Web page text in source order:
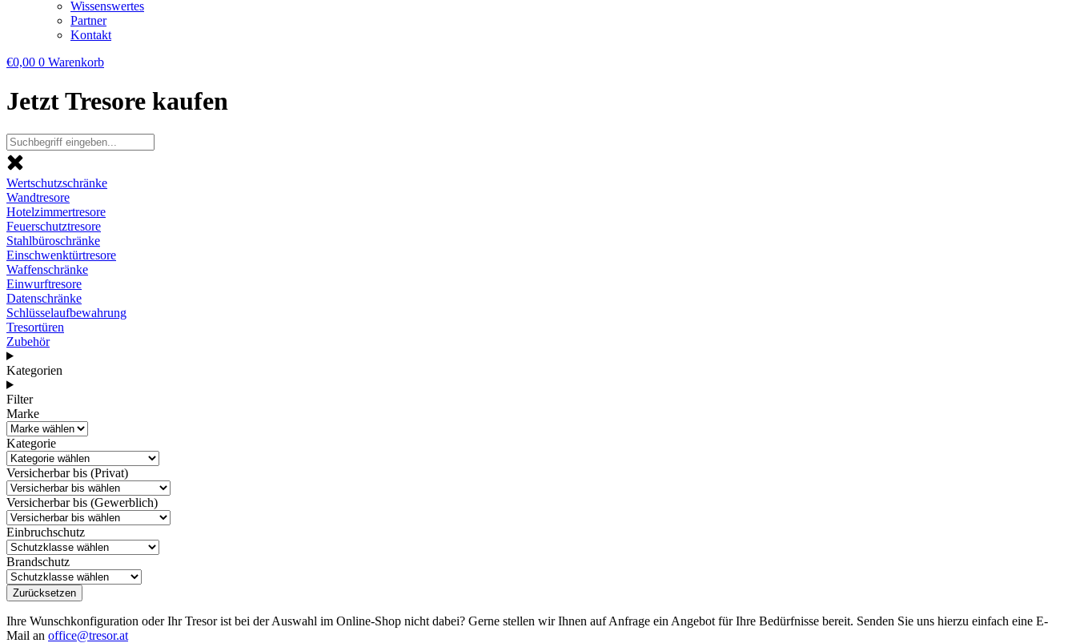
Wissenswertes
Partner
Kontakt
€0,00 0 Warenkorb
Jetzt Tresore kaufen
Wertschutzschränke
Wandtresore
Hotelzimmertresore
Feuerschutztresore
Stahlbüroschränke
Einschwenktürtresore
Waffenschränke
Einwurftresore
Datenschränke
Schlüsselaufbewahrung
Tresortüren
Zubehör
Kategorien
Filter
Marke
Kategorie
Versicherbar bis (Privat)
Versicherbar bis (Gewerblich)
Einbruchschutz
Brandschutz
Zurücksetzen
Ihre Wunschkonfiguration oder Ihr Tresor ist bei der Auswahl im Online-Shop nicht dabei? Gerne stellen wir Ihnen auf Anfrage ein Angebot für Ihre Bedürfnisse bereit. Senden Sie uns hierzu einfach eine E-
Mail an office@tresor.at